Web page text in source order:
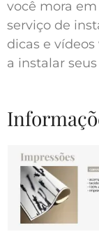
você mora
serviço de
dicas e
a instalar